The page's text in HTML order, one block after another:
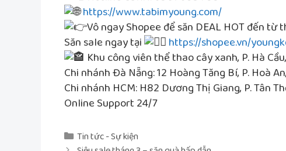
https://www.tabimyoung.com/
Vô ngay Shopee để săn DEAL HOT đến từ
Săn sale ngay tại
https://shopee.vn/
Khu công viên thể thao cây xanh, P. Hà
Chi nhánh Đà Nẵng: 12 Hoàng Tăng Bí, P. Hoà
Chi nhánh HCM: H82 Dương Thị Giang, P. Tân
Online Support 24/7
Danh
Tin tức - Sự kiện